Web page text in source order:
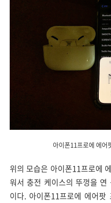
아이폰11프로에 에어
위의 모습은 아이폰11프로에
워서 충전 케이스의 뚜껑을
이다. 아이폰11프로에 에어